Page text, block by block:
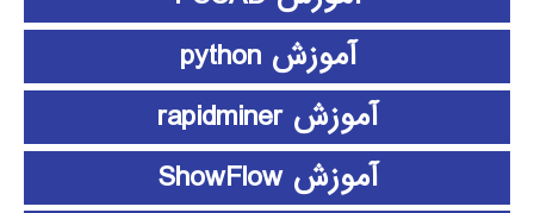
آموزش python
آموزش rapidminer
آموزش ShowFlow